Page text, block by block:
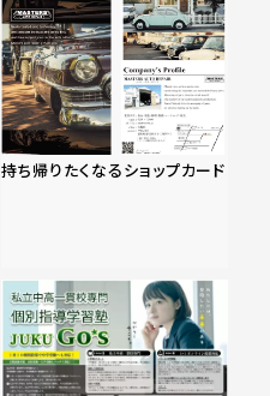
持ち帰りたくなるショップカード